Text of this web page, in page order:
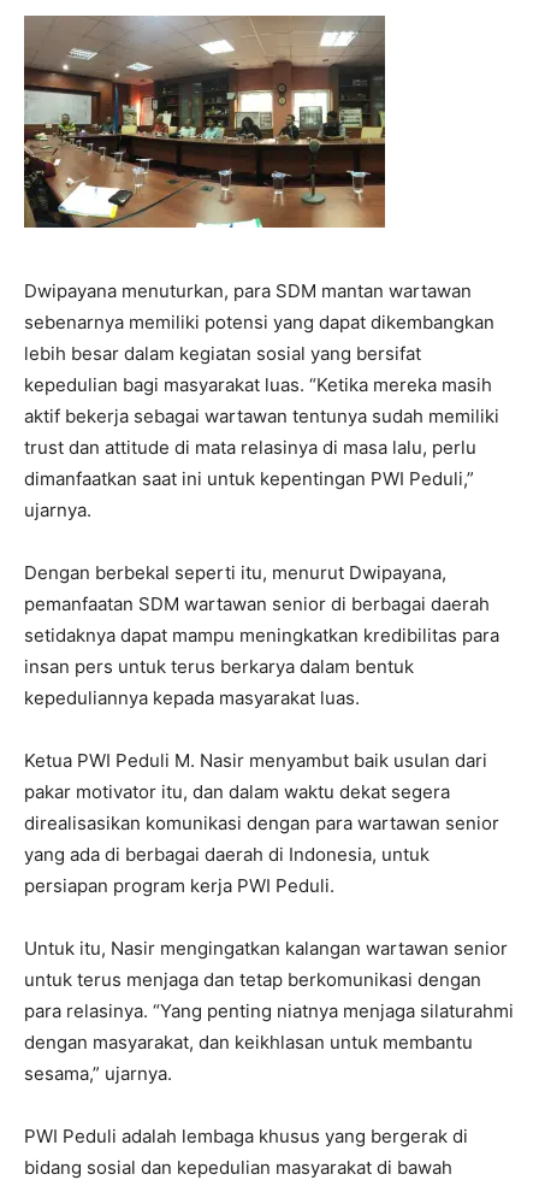
Dwipayana menuturkan, para SDM mantan wartawan
sebenarnya memiliki potensi yang dapat dikembangkan
lebih besar dalam kegiatan sosial yang bersifat
kepedulian bagi masyarakat luas. “Ketika mereka masih
aktif bekerja sebagai wartawan tentunya sudah memiliki
trust dan attitude di mata relasinya di masa lalu, perlu
dimanfaatkan saat ini untuk kepentingan PWI Peduli,”
ujarnya.
Dengan berbekal seperti itu, menurut Dwipayana,
pemanfaatan SDM wartawan senior di berbagai daerah
setidaknya dapat mampu meningkatkan kredibilitas para
insan pers untuk terus berkarya dalam bentuk
kepeduliannya kepada masyarakat luas.
Ketua PWI Peduli M. Nasir menyambut baik usulan dari
pakar motivator itu, dan dalam waktu dekat segera
direalisasikan komunikasi dengan para wartawan senior
yang ada di berbagai daerah di Indonesia, untuk
persiapan program kerja PWI Peduli.
Untuk itu, Nasir mengingatkan kalangan wartawan senior
untuk terus menjaga dan tetap berkomunikasi dengan
para relasinya. “Yang penting niatnya menjaga silaturahmi
dengan masyarakat, dan keikhlasan untuk membantu
sesama,” ujarnya.
PWI Peduli adalah lembaga khusus yang bergerak di
bidang sosial dan kepedulian masyarakat di bawah